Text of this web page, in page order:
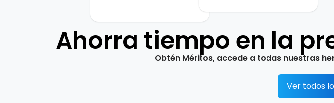
Ahorra tiempo en la
Obtén Méritos, accede a todas nuestras
Ver todos